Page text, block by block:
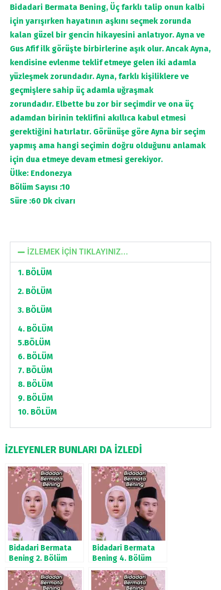
Bidadari Bermata Bening, Üç farklı talip onun kalbi
için yarışırken hayatının aşkını seçmek zorunda
kalan güzel bir gencin hikayesini anlatıyor. Ayna ve
Gus Afif ilk görüşte birbirlerine aşık olur. Ancak Ayna,
kendisine evlenme teklif etmeye gelen iki adamla
yüzleşmek zorundadır. Ayna, farklı kişiliklere ve
geçmişlere sahip üç adamla uğraşmak
zorundadır. Elbette bu zor bir seçimdir ve ona üç
adamdan birinin teklifini akıllıca kabul etmesi
gerektiğini hatırlatır. Görünüşe göre Ayna bir seçim
yapmış ama hangi seçimin doğru olduğunu anlamak
için dua etmeye devam etmesi gerekiyor.
Ülke: Endonezya
Bölüm Sayısı :10
Süre :60 Dk civarı
İZLEMEK İÇİN TIKLAYINIZ...
1. BÖLÜM
2. BÖLÜM
3. BÖLÜM
4. BÖLÜM
5.BÖLÜM
6. BÖLÜM
7. BÖLÜM
8. BÖLÜM
9. BÖLÜM
10. BÖLÜM
İZLEYENLER BUNLARI DA İZLEDİ
Bidadari Bermata
Bening 2. Bölüm
Bidadari Bermata
Bening 4. Bölüm